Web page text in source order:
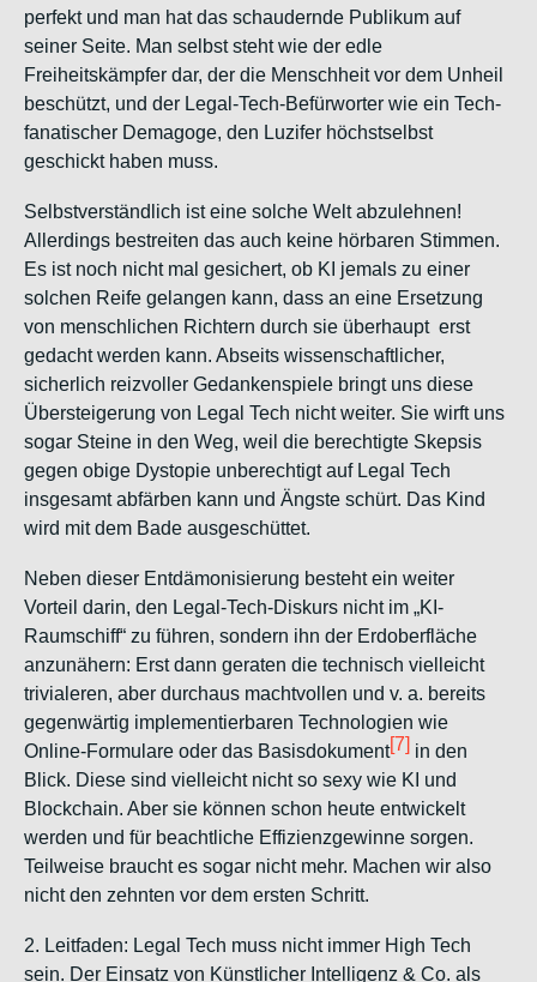
perfekt und man hat das schaudernde Publikum auf
seiner Seite. Man selbst steht wie der edle
Freiheitskämpfer dar, der die Menschheit vor dem Unheil
beschützt, und der Legal-Tech-Befürworter wie ein Tech-
fanatischer Demagoge, den Luzifer höchstselbst
geschickt haben muss.
Selbstverständlich ist eine solche Welt abzulehnen!
Allerdings bestreiten das auch keine hörbaren Stimmen.
Es ist noch nicht mal gesichert, ob KI jemals zu einer
solchen Reife gelangen kann, dass an eine Ersetzung
von menschlichen Richtern durch sie überhaupt erst
gedacht werden kann. Abseits wissenschaftlicher,
sicherlich reizvoller Gedankenspiele bringt uns diese
Übersteigerung von Legal Tech nicht weiter. Sie wirft uns
sogar Steine in den Weg, weil die berechtigte Skepsis
gegen obige Dystopie unberechtigt auf Legal Tech
insgesamt abfärben kann und Ängste schürt. Das Kind
wird mit dem Bade ausgeschüttet.
Neben dieser Entdämonisierung besteht ein weiter
Vorteil darin, den Legal-Tech-Diskurs nicht im „KI-
Raumschiff“ zu führen, sondern ihn der Erdoberfläche
anzunähern: Erst dann geraten die technisch vielleicht
trivialeren, aber durchaus machtvollen und v. a. bereits
gegenwärtig implementierbaren Technologien wie
Online-Formulare oder das Basisdokument[7] in den
Blick. Diese sind vielleicht nicht so sexy wie KI und
Blockchain. Aber sie können schon heute entwickelt
werden und für beachtliche Effizienzgewinne sorgen.
Teilweise braucht es sogar nicht mehr. Machen wir also
nicht den zehnten vor dem ersten Schritt.
2. Leitfaden: Legal Tech muss nicht immer High Tech
sein. Der Einsatz von Künstlicher Intelligenz & Co. als